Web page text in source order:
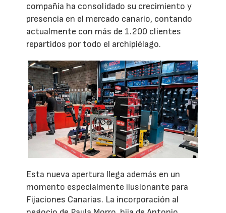
compañía ha consolidado su crecimiento y
presencia en el mercado canario, contando
actualmente con más de 1.200 clientes
repartidos por todo el archipiélago.
Esta nueva apertura llega además en un
momento especialmente ilusionante para
Fijaciones Canarias. La incorporación al